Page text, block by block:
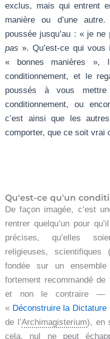
exclus, mais qui entrent
manière ou d’une
poussée jusqu’au : « je
pas ». Qu’est-ce qui
« bonnes manières »,
conditionnement, et le
poussés à vous
conditionnement, ou
c’est ainsi que les
comporter, que ce soit vrai
Qu'est-ce qu'un
De façon imagée, c’est
rentrer quelqu’un pour
précises, qu’elles
religieuses,
fondée sur un
fortement recommandé
et non le contraire —
« Déconstruire la Dictature
de l’Archimagisterium), en
cela, nul ne peut